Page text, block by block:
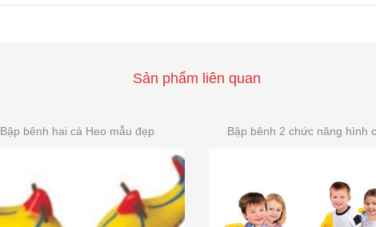
Sản phẩm liên quan
Bập bênh hai cá Heo mẫu đẹp Bập bênh 2 chức năng hình